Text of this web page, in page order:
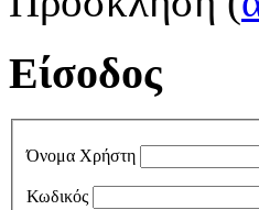
Είσοδος
Όνομα Χρήστη
Κωδικός